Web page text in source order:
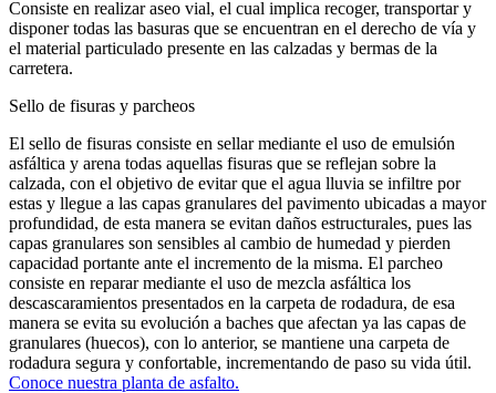
Consiste en realizar aseo vial, el cual implica recoger, transportar y
disponer todas las basuras que se encuentran en el derecho de vía y
el material particulado presente en las calzadas y bermas de la
carretera.
Sello de fisuras y parcheos
El sello de fisuras consiste en sellar mediante el uso de emulsión
asfáltica y arena todas aquellas fisuras que se reflejan sobre la
calzada, con el objetivo de evitar que el agua lluvia se infiltre por
estas y llegue a las capas granulares del pavimento ubicadas a mayor
profundidad, de esta manera se evitan daños estructurales, pues las
capas granulares son sensibles al cambio de humedad y pierden
capacidad portante ante el incremento de la misma. El parcheo
consiste en reparar mediante el uso de mezcla asfáltica los
descascaramientos presentados en la carpeta de rodadura, de esa
manera se evita su evolución a baches que afectan ya las capas de
granulares (huecos), con lo anterior, se mantiene una carpeta de
rodadura segura y confortable, incrementando de paso su vida útil.
Conoce nuestra planta de asfalto.